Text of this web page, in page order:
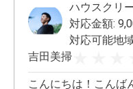
ハウスクリ
対応金額:
対応可能地
吉田美掃
こんにちは！こんば